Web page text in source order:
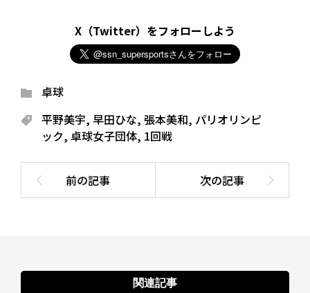
X（Twitter）をフォローしよう
卓球
平野美宇, 早田ひな, 張本美和, パリオリンピ
ック, 卓球女子団体, 1回戦
関連記事